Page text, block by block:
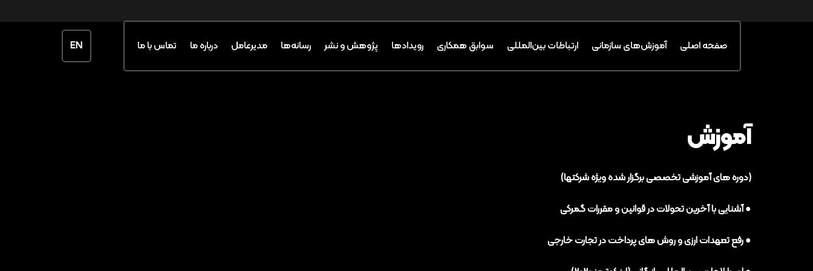
صفحه اصلی آموزش‌های سازمانی ارتباطات بین‌المللی سوابق همکاری رویدادها پژوهش و نشر رسانه‌ها مدیرعامل درباره ما تماس با ما EN
آموزش
(دوره های آموزشی تخصصی برگزار شده ویژه شرکتها)
● آشنایی با آخرین تحولات در قوانین و مقررات گمرکی
● رفع تعهدات ارزی و روش های پرداخت در تجارت خارجی